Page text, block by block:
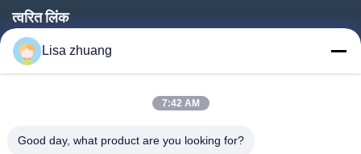
त्वरित लिंक
घर
उत्पादों
हमारे बारे में
Lisa zhuang
7:42 AM
Good day, what product are you looking for?